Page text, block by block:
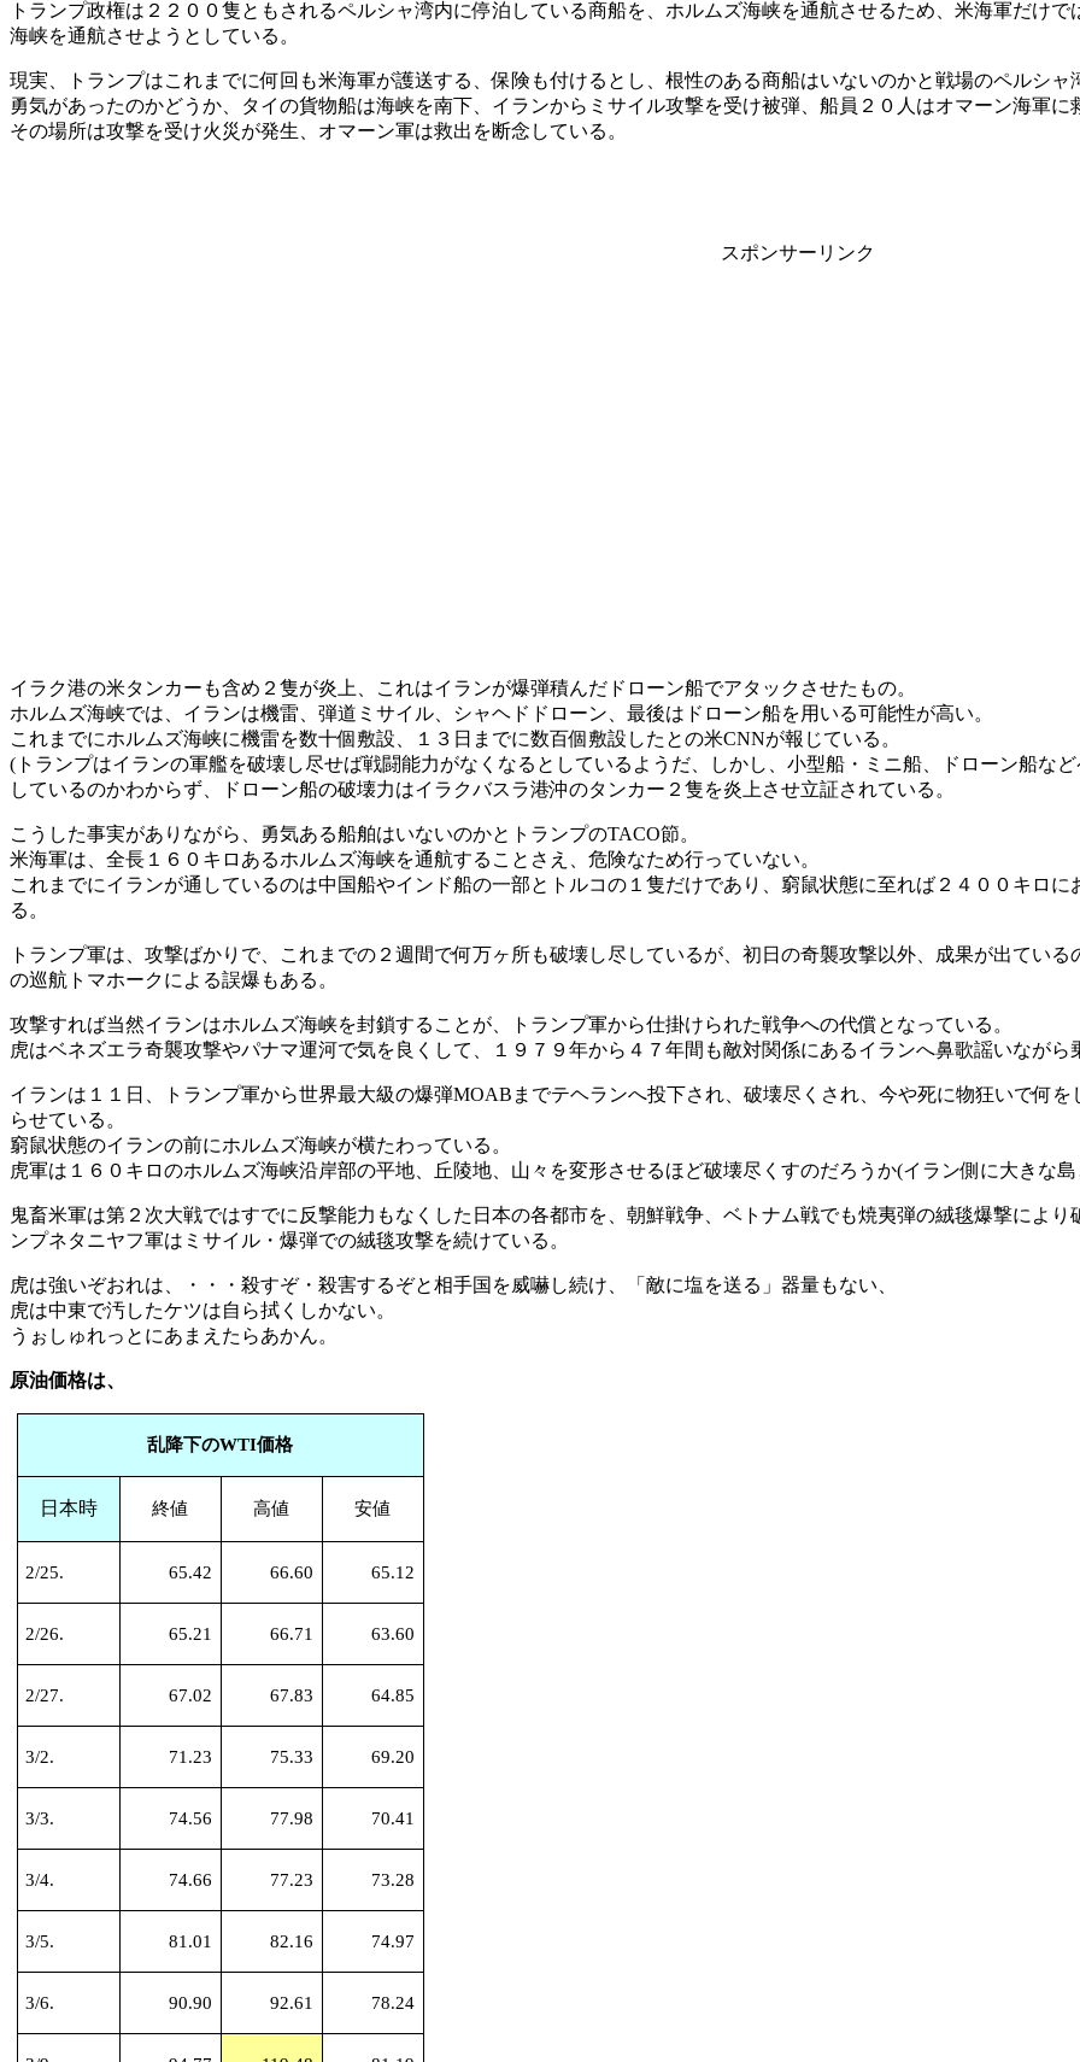
トランプ政権は２２００隻ともされるペルシャ湾内に停泊している商船を、ホルムズ海峡を通航させるため、米海軍だけ
海峡を通航させようとしている。
現実、トランプはこれまでに何回も米海軍が護送する、保険も付けるとし、根性のある商船はいないのかと戦場のペルシ
勇気があったのかどうか、タイの貨物船は海峡を南下、イランからミサイル攻撃を受け被弾、船員２０人はオマーン海軍
その場所は攻撃を受け火災が発生、オマーン軍は救出を断念している。
スポンサーリンク
イラク港の米タンカーも含め２隻が炎上、これはイランが爆弾積んだドローン船でアタックさせたもの。
ホルムズ海峡では、イランは機雷、弾道ミサイル、シャヘドドローン、最後はドローン船を用いる可能性が高い。
これまでにホルムズ海峡に機雷を数十個敷設、１３日までに数百個敷設したとの米CNNが報じている。
(トランプはイランの軍艦を破壊し尽せば戦闘能力がなくなるとしているようだ、しかし、小型船・ミニ船、ドローン船な
しているのかわからず、ドローン船の破壊力はイラクバスラ港沖のタンカー２隻を炎上させ立証されている。
こうした事実がありながら、勇気ある船舶はいないのかとトランプのTACO節。
米海軍は、全長１６０キロあるホルムズ海峡を通航することさえ、危険なため行っていない。
これまでにイランが通しているのは中国船やインド船の一部とトルコの１隻だけであり、窮鼠状態に至れば２４００キロ
る。
トランプ軍は、攻撃ばかりで、これまでの２週間で何万ヶ所も破壊し尽しているが、初日の奇襲攻撃以外、成果が出てい
の巡航トマホークによる誤爆もある。
攻撃すれば当然イランはホルムズ海峡を封鎖することが、トランプ軍から仕掛けられた戦争への代償となっている。
虎はベネズエラ奇襲攻撃やパナマ運河で気を良くして、１９７９年から４７年間も敵対関係にあるイランへ鼻歌謡いながら
イランは１１日、トランプ軍から世界最大級の爆弾MOABまでテヘランへ投下され、破壊尽くされ、今や死に物狂いで何
らせている。
窮鼠状態のイランの前にホルムズ海峡が横たわっている。
虎軍は１６０キロのホルムズ海峡沿岸部の平地、丘陵地、山々を変形させるほど破壊尽くすのだろうか(イラン側に大きな
鬼畜米軍は第２次大戦ではすでに反撃能力もなくした日本の各都市を、朝鮮戦争、ベトナム戦でも焼夷弾の絨毯爆撃によ
ンプネタニヤフ軍はミサイル・爆弾での絨毯攻撃を続けている。
虎は強いぞおれは、・・・殺すぞ・殺害するぞと相手国を威嚇し続け、「敵に塩を送る」器量もない、
虎は中東で汚したケツは自ら拭くしかない。
うぉしゅれっとにあまえたらあかん。
原油価格は、
乱降下のWTI価格
日本時 終値 高値 安値
2/25. 65.42 66.60 65.12
2/26. 65.21 66.71 63.60
2/27. 67.02 67.83 64.85
3/2. 71.23 75.33 69.20
3/3. 74.56 77.98 70.41
3/4. 74.66 77.23 73.28
3/5. 81.01 82.16 74.97
3/6. 90.90 92.61 78.24